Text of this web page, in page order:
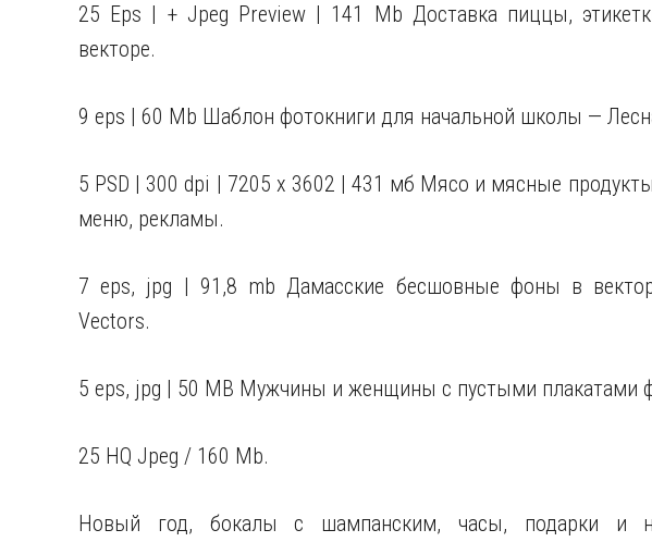
25 Eps | + Jpeg Preview | 141 Mb Доставка пиццы,
векторе.
9 eps | 60 Mb Шаблон фотокниги для начальной школы —
5 PSD | 300 dpi | 7205 x 3602 | 431 мб Мясо и мясные
меню, рекламы.
7 eps, jpg | 91,8 mb Дамасские бесшовные фоны в
Vectors.
5 eps, jpg | 50 MB Мужчины и женщины с пустыми плакатами
25 HQ Jpeg / 160 Mb.
Новый год, бокалы с шампанским, часы, подарки и